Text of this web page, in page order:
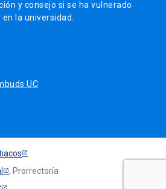
y consejo si se ha vulnerado
la universidad.
UC
, Prorrectoría